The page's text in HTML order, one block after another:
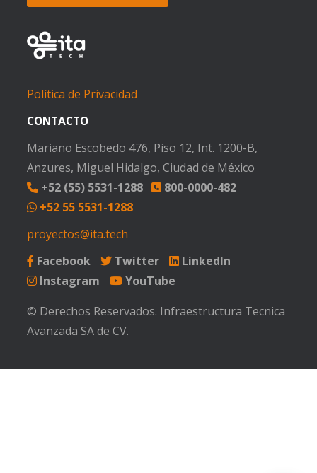
Política de Privacidad
CONTACTO
Mariano Escobedo 476, Piso 12, Int. 1200-B,
Anzures, Miguel Hidalgo, Ciudad de México
+52 (55) 5531-1288
800-0000-482
+52 55 5531-1288
proyectos@ita.tech
Facebook
Twitter
LinkedIn
Instagram
YouTube
© Derechos Reservados. Infraestructura Tecnica
Avanzada SA de CV.